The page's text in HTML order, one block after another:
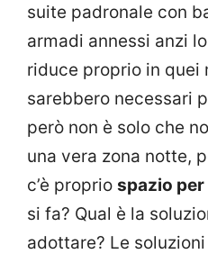
suite padronale con
armadi annessi anzi
riduce proprio in quei
sarebbero necessari
però non è solo che
una vera zona notte,
c’è proprio spazio
si fa? Qual è la
adottare? Le